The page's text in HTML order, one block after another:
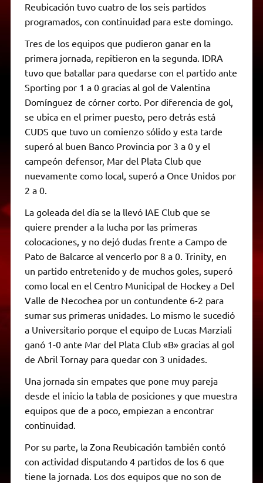
Reubicación tuvo cuatro de los seis partidos
programados, con continuidad para este domingo.
Tres de los equipos que pudieron ganar en la
primera jornada, repitieron en la segunda. IDRA
tuvo que batallar para quedarse con el partido ante
Sporting por 1 a 0 gracias al gol de Valentina
Domínguez de córner corto. Por diferencia de gol,
se ubica en el primer puesto, pero detrás está
CUDS que tuvo un comienzo sólido y esta tarde
superó al buen Banco Provincia por 3 a 0 y el
campeón defensor, Mar del Plata Club que
nuevamente como local, superó a Once Unidos por
2 a 0.
La goleada del día se la llevó IAE Club que se
quiere prender a la lucha por las primeras
colocaciones, y no dejó dudas frente a Campo de
Pato de Balcarce al vencerlo por 8 a 0. Trinity, en
un partido entretenido y de muchos goles, superó
como local en el Centro Municipal de Hockey a Del
Valle de Necochea por un contundente 6-2 para
sumar sus primeras unidades. Lo mismo le sucedió
a Universitario porque el equipo de Lucas Marziali
ganó 1-0 ante Mar del Plata Club «B» gracias al gol
de Abril Tornay para quedar con 3 unidades.
Una jornada sin empates que pone muy pareja
desde el inicio la tabla de posiciones y que muestra
equipos que de a poco, empiezan a encontrar
continuidad.
Por su parte, la Zona Reubicación también contó
con actividad disputando 4 partidos de los 6 que
tiene la jornada. Los dos equipos que no son de